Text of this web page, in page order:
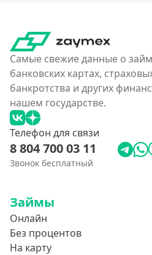
Самые свежие данные о
банковских картах,
банкротства и других
нашем государстве.
Телефон для связи
8 804 700 03 11
Звонок бесплатный
Займы
Онлайн
Без процентов
На карту